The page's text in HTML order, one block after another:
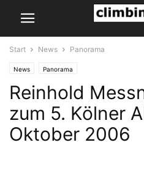
Start News Panorama
News Panorama
Reinhold
zum 5. Kölner
Oktober 2006